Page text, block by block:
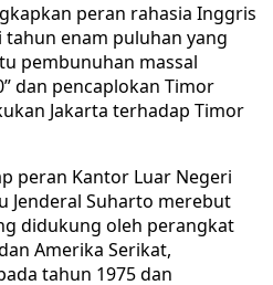
peran rahasia Inggris
enam puluhan yang
pembunuhan massal
dan pencaplokan Timor
Jakarta terhadap Timor
peran Kantor Luar Negeri
Jenderal Suharto merebut
didukung oleh perangkat
Amerika Serikat,
tahun 1975 dan